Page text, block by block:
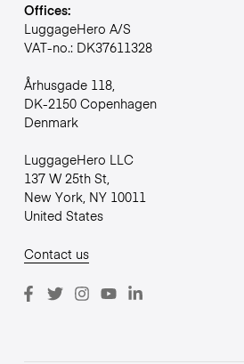
Offices:
LuggageHero A/S
VAT-no.: DK37611328
Århusgade 118,
DK-2150 Copenhagen
Denmark
LuggageHero LLC
137 W 25th St,
New York, NY 10011
United States
Contact us